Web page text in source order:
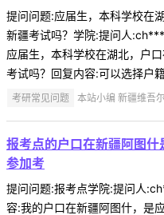
提问问题:应届生，本科学校在
新疆考试吗？学院:提问人
应届生，本科学校在湖北，户
考试吗？回复内容:可以选择户
考研常见问题 本站小编 新疆维吾
报考点的户口在新疆阿图
参加考
提问问题:报考点学院:提问人
容:我的户口在新疆阿图什，是